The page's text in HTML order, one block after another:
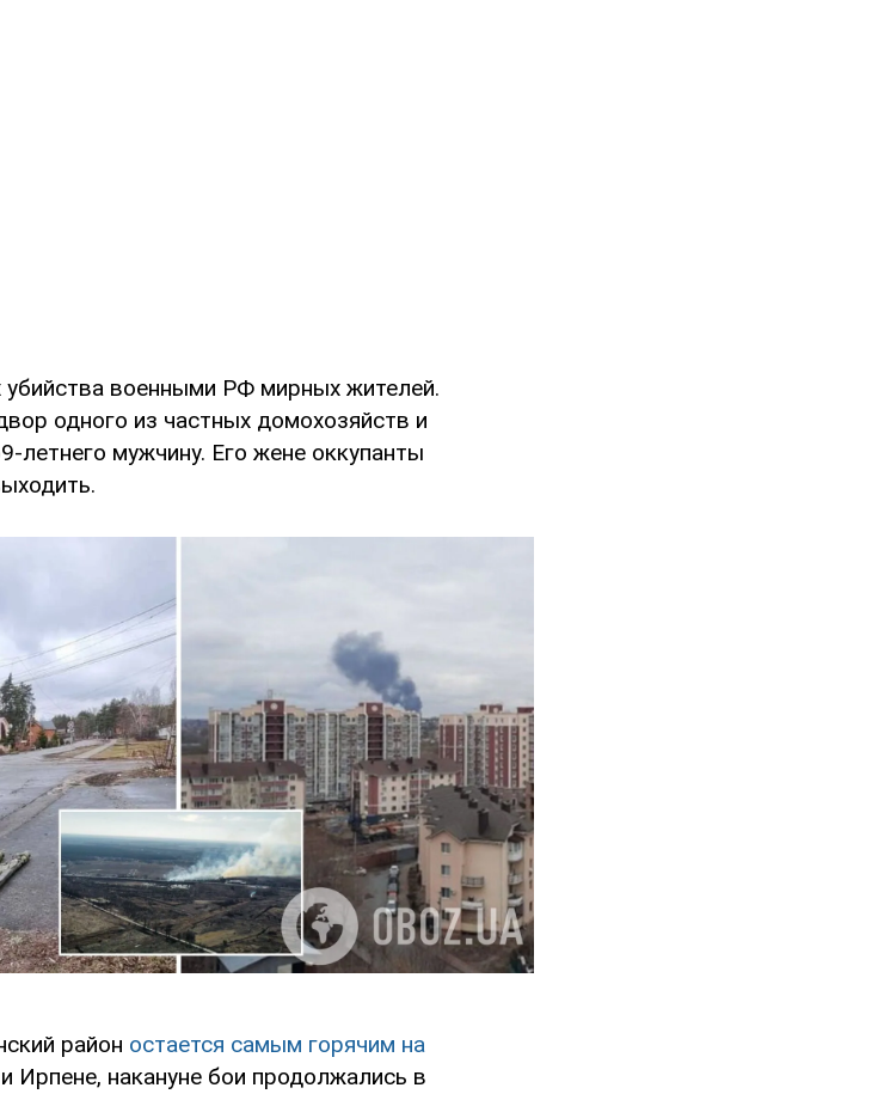
убийства военными РФ мирных жителей.
одного из частных домохозяйств и
летнего мужчину. Его жене оккупанты
район остается самым горячим на
Ирпене, накануне бои продолжались в